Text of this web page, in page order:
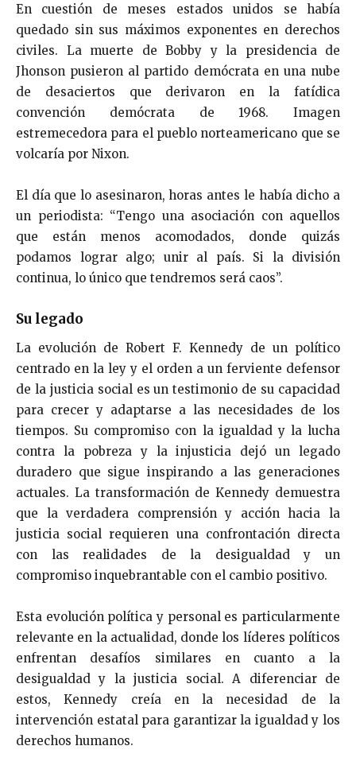
En cuestión de meses estados unidos se había
quedado sin sus máximos exponentes en derechos
civiles. La muerte de Bobby y la presidencia de
Jhonson pusieron al partido demócrata en una nube
de desaciertos que derivaron en la fatídica
convención demócrata de 1968. Imagen
estremecedora para el pueblo norteamericano que se
volcaría por Nixon.
El día que lo asesinaron, horas antes le había dicho a
un periodista: “Tengo una asociación con aquellos
que están menos acomodados, donde quizás
podamos lograr algo; unir al país. Si la división
continua, lo único que tendremos será caos”.
Su legado
La evolución de Robert F. Kennedy de un político
centrado en la ley y el orden a un ferviente defensor
de la justicia social es un testimonio de su capacidad
para crecer y adaptarse a las necesidades de los
tiempos. Su compromiso con la igualdad y la lucha
contra la pobreza y la injusticia dejó un legado
duradero que sigue inspirando a las generaciones
actuales. La transformación de Kennedy demuestra
que la verdadera comprensión y acción hacia la
justicia social requieren una confrontación directa
con las realidades de la desigualdad y un
compromiso inquebrantable con el cambio positivo.
Esta evolución política y personal es particularmente
relevante en la actualidad, donde los líderes políticos
enfrentan desafíos similares en cuanto a la
desigualdad y la justicia social. A diferenciar de
estos, Kennedy creía en la necesidad de la
intervención estatal para garantizar la igualdad y los
derechos humanos.